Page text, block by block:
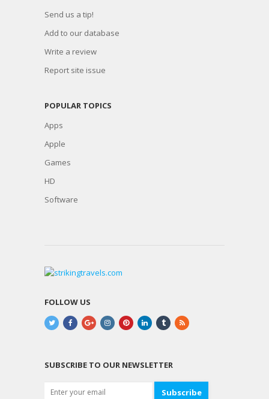
Send us a tip!
Add to our database
Write a review
Report site issue
POPULAR TOPICS
Apps
Apple
Games
HD
Software
FOLLOW US
SUBSCRIBE TO OUR NEWSLETTER
Subscribe